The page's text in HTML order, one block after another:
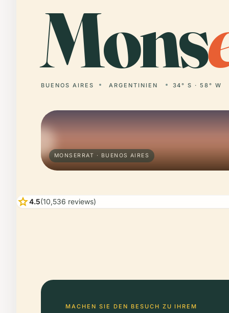
Mons
BUENOS AIRES ARGENTINIEN 34° S · 58° W
MONSERRAT · BUENOS AIRES
star4.5(10,536 reviews)
MACHEN SIE DEN BESUCH ZU IHREM